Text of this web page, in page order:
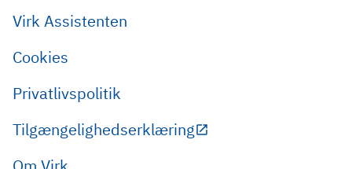
Virk Assistenten
Cookies
Privatlivspolitik
Tilgængelighedserklæring